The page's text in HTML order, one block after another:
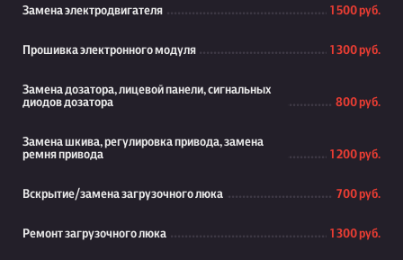
Замена электродвигателя 1 500 руб.
Прошивка электронного модуля 1 300 руб.
Замена дозатора, лицевой панели, сигнальных
диодов дозатора
800 руб.
Замена шкива, регулировка привода, замена
ремня привода
1 200 руб.
Вскрытие/замена загрузочного люка 700 руб.
Ремонт загрузочного люка 1 300 руб.